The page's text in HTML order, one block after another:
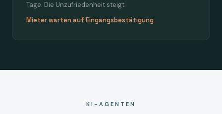
Tage. Die Unzufriedenheit steigt.
Mieter warten auf Eingangsbestätigung
KI-AGENTEN